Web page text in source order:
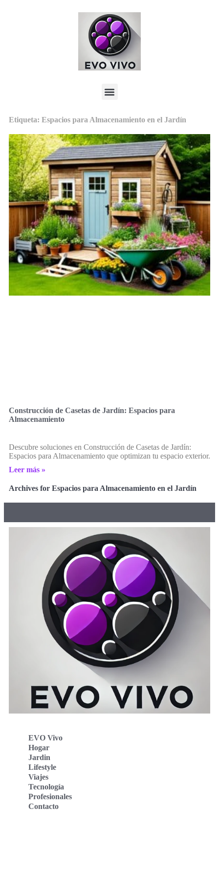
Etiqueta: Espacios para Almacenamiento en el Jardín
Construcción de Casetas de Jardín: Espacios para
Almacenamiento
Descubre soluciones en Construcción de Casetas de Jardín:
Espacios para Almacenamiento que optimizan tu espacio exterior.
Leer más »
Archives for Espacios para Almacenamiento en el Jardín
EVO Vivo
Hogar
Jardin
Lifestyle
Viajes
Tecnología
Profesionales
Contacto